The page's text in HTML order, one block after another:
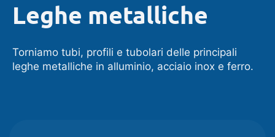
Leghe metalliche
Torniamo tubi, profili e tubolari delle principali
leghe metalliche in alluminio, acciaio inox e ferro.